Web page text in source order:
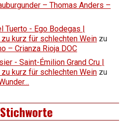
– Thomas Anders –
Tuerto - Ego Bodegas |
kurz für schlechten Wein zu
– Crianza Rioja DOC
- Saint-Émilion Grand Cru |
kurz für schlechten Wein zu